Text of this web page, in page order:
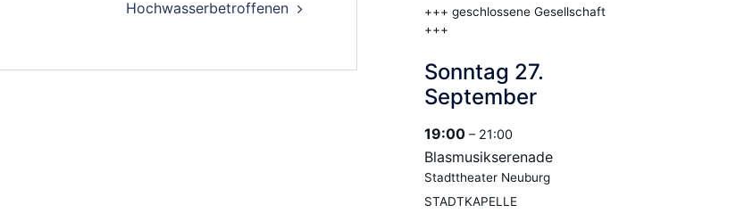
Hochwasserbetroffenen
+++ geschlossene Gesellschaft
+++
Sonntag 27.
September
19:00 – 21:00
Blasmusikserenade
Stadttheater Neuburg
STADTKAPELLE